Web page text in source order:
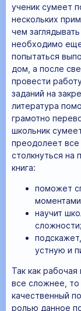
ученик сумеет
нескольких
чем
необходимо
попытаться
дом, а после
провести
заданий на
литература
грамотно
школьник
преодолеет
столкнуться на
книга:
поможет
научит
сложности;
устную и
Так как
все сложнее,
качественный
ролью данное